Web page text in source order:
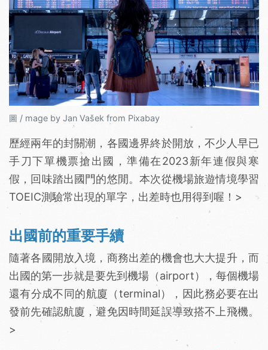
圖 / mage by Jan Vašek from Pixabay
歷經兩年的封關潮，各國邊界終於開放，不少人早已
手刀下單機票搶出國，準備在2023新年連假與寒
假，回味踏出國門的悠閒。本次從機場旅遊情境學習
TOEIC測驗常出現的單字，出差時也用得到喔！>
出國前的重要手續
隨著各國開放入境，商務出差的機會也大大提升，而
出國的第一步就是要先到機場（airport），每個機場
還有分成不同的航廈（terminal），因此務必要在出
發前先確認航廈，避免因時間延誤導致搭不上飛機。
>